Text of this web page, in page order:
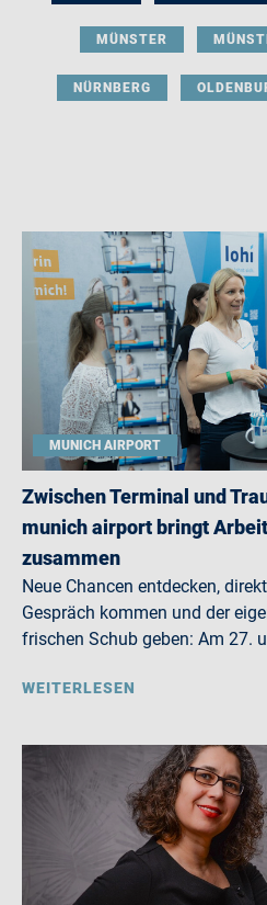
MÜNSTER
NÜRNBERG
MUNICH AIRPORT
Zwischen Terminal und
munich airport bringt
zusammen
Neue Chancen entdecken,
Gespräch kommen und der
frischen Schub geben: Am 27.
WEITERLESEN